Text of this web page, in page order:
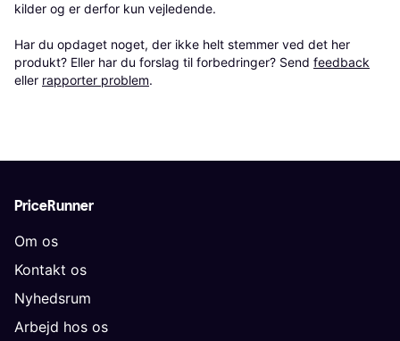
kilder og er derfor kun vejledende.
Har du opdaget noget, der ikke helt stemmer ved det her
produkt? Eller har du forslag til forbedringer? Send feedback
eller rapporter problem.
PriceRunner
Om os
Kontakt os
Nyhedsrum
Arbejd hos os